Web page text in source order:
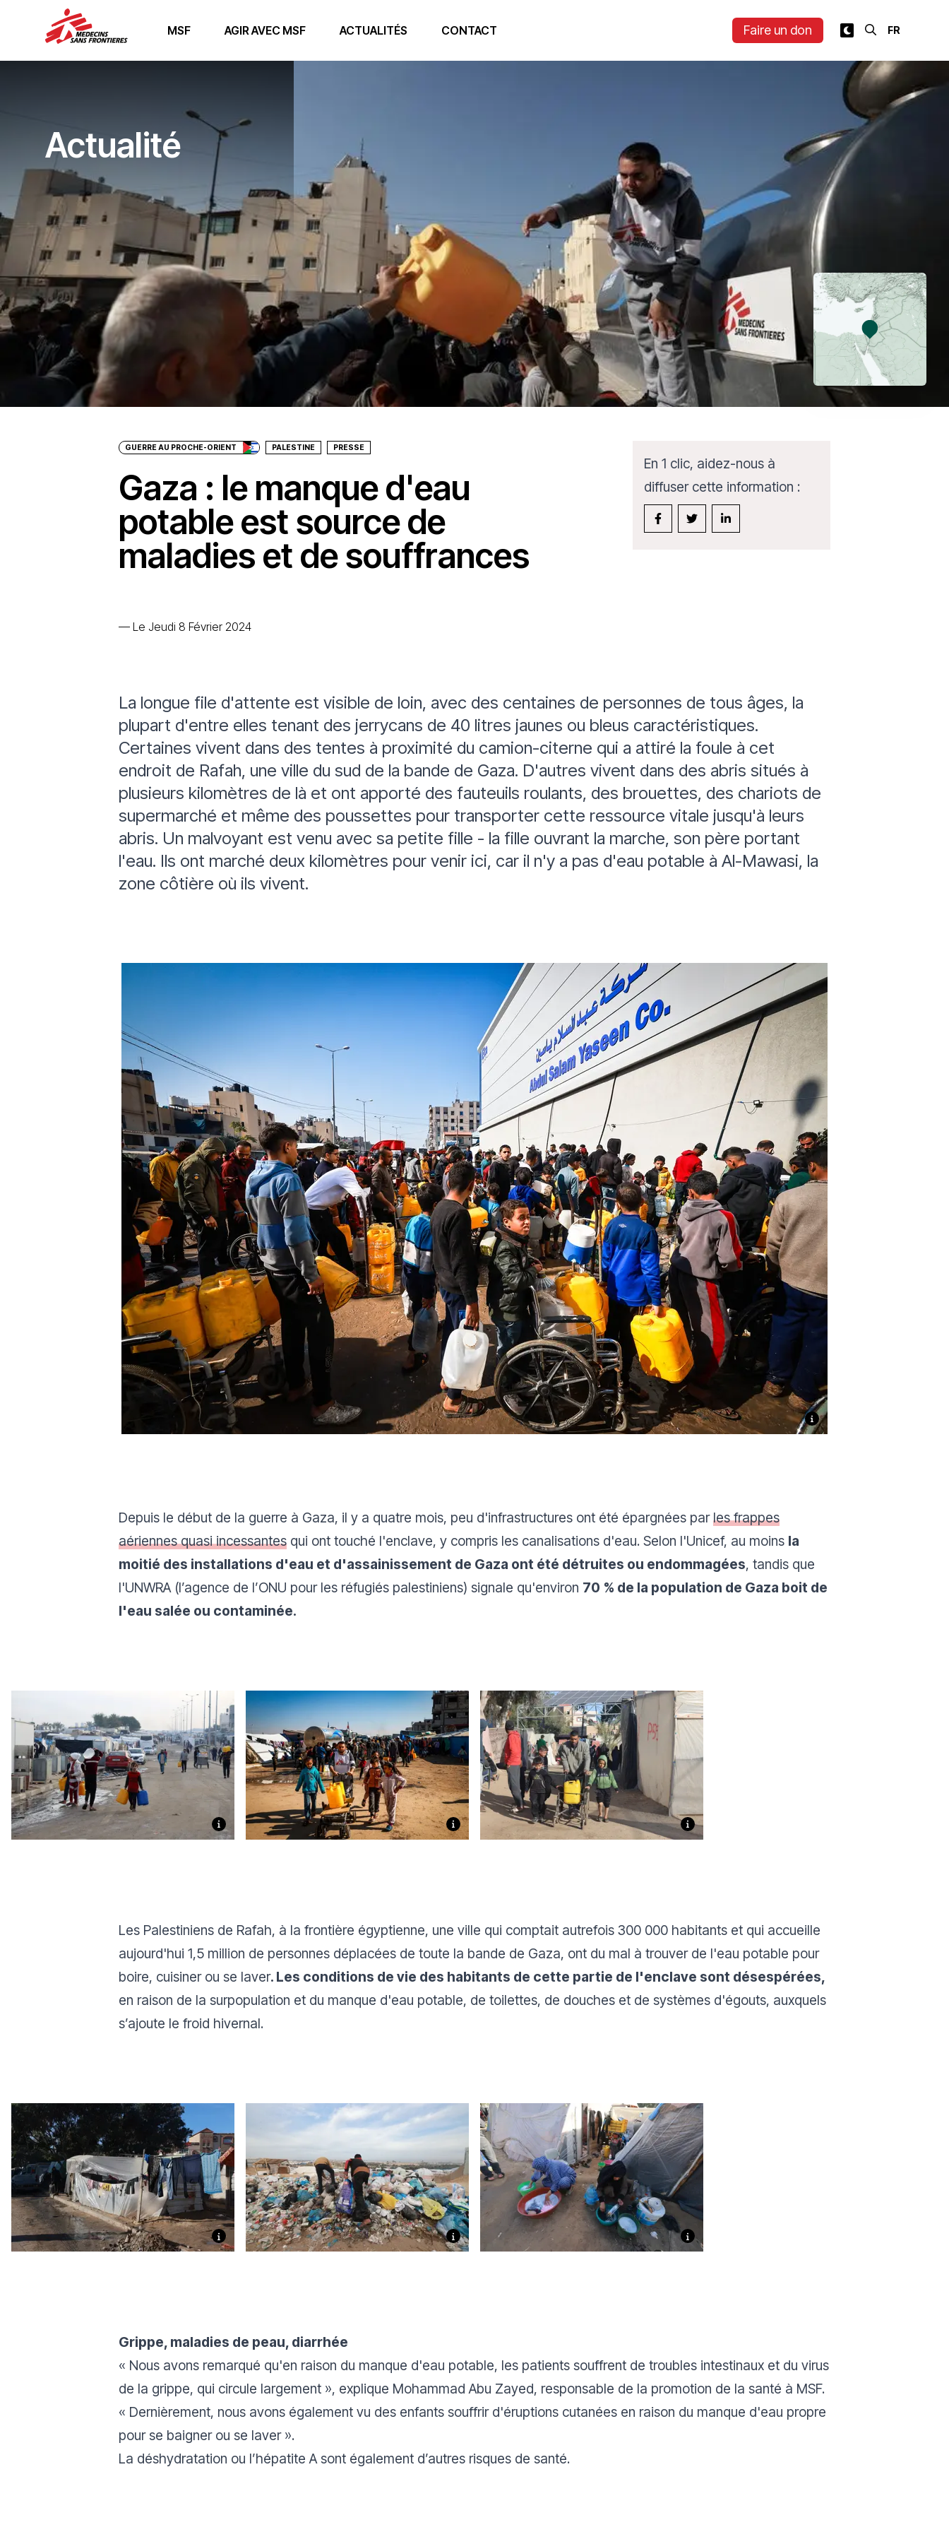
MSF AGIR AVEC MSF ACTUALITÉS CONTACT Faire un don
Actualité
GUERRE AU PROCHE-ORIENT PALESTINE PRESSE
Gaza : le manque d'eau
potable est source de
maladies et de souffrances
— Le Jeudi 8 Février 2024
En 1 clic, aidez-nous à
diffuser cette information :
La longue file d'attente est visible de loin, avec des centaines de personnes de tous âges, la
plupart d'entre elles tenant des jerrycans de 40 litres jaunes ou bleus caractéristiques.
Certaines vivent dans des tentes à proximité du camion-citerne qui a attiré la foule à cet
endroit de Rafah, une ville du sud de la bande de Gaza. D'autres vivent dans des abris situés à
plusieurs kilomètres de là et ont apporté des fauteuils roulants, des brouettes, des chariots de
supermarché et même des poussettes pour transporter cette ressource vitale jusqu'à leurs
abris. Un malvoyant est venu avec sa petite fille - la fille ouvrant la marche, son père portant
l'eau. Ils ont marché deux kilomètres pour venir ici, car il n'y a pas d'eau potable à Al-Mawasi, la
zone côtière où ils vivent.
Depuis le début de la guerre à Gaza, il y a quatre mois, peu d'infrastructures ont été épargnées parles frappes
aériennes quasi incessantes qui ont touché l'enclave, y compris les canalisations d'eau. Selon l'Unicef, au moins la
moitié des installations d'eau et d'assainissement de Gaza ont été détruites ou endommagées, tandis que
l'UNWRA (l’agence de l’ONU pour les réfugiés palestiniens) signale qu'environ 70 % de la population de Gaza boit de
l'eau salée ou contaminée.
Les Palestiniens de Rafah, à la frontière égyptienne, une ville qui comptait autrefois 300 000 habitants et qui accueille
aujourd'hui 1,5 million de personnes déplacées de toute la bande de Gaza, ont du mal à trouver de l'eau potable pour
boire, cuisiner ou se laver. Les conditions de vie des habitants de cette partie de l'enclave sont désespérées,
en raison de la surpopulation et du manque d'eau potable, de toilettes, de douches et de systèmes d'égouts, auxquels
s’ajoute le froid hivernal.
Grippe, maladies de peau, diarrhée
« Nous avons remarqué qu'en raison du manque d'eau potable, les patients souffrent de troubles intestinaux et du virus
de la grippe, qui circule largement », explique Mohammad Abu Zayed, responsable de la promotion de la santé à MSF.
« Dernièrement, nous avons également vu des enfants souffrir d'éruptions cutanées en raison du manque d'eau propre
pour se baigner ou se laver ».
La déshydratation ou l’hépatite A sont également d’autres risques de santé.